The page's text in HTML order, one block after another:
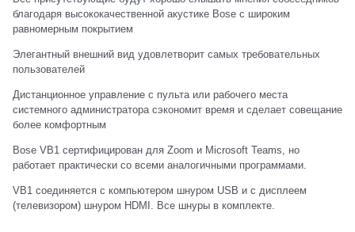
благодаря высококачественной акустике Bose с широким
равномерным покрытием
Элегантный внешний вид удовлетворит самых требовательных
пользователей
Дистанционное управление с пульта или рабочего места
системного администратора сэкономит время и сделает совещание
более комфортным
Bose VB1 сертифицирован для Zoom и Microsoft Teams, но
работает практически со всеми аналогичными программами.
VB1 соединяется с компьютером шнуром USB и с дисплеем
(телевизором) шнуром HDMI. Все шнуры в комплекте.